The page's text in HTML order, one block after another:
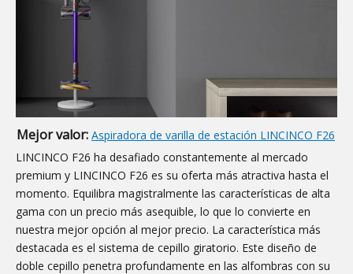
Mejor valor: Aspiradora de varilla de estación LINCINCO F26
LINCINCO F26 ha desafiado constantemente al mercado
premium y LINCINCO F26 es su oferta más atractiva hasta el
momento. Equilibra magistralmente las características de alta
gama con un precio más asequible, lo que lo convierte en
nuestra mejor opción al mejor precio. La característica más
destacada es el sistema de cepillo giratorio. Este diseño de
doble cepillo penetra profundamente en las alfombras con su